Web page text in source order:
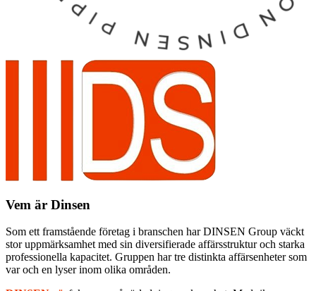
Vem är Dinsen
Som ett framstående företag i branschen har DINSEN Group väckt
stor uppmärksamhet med sin diversifierade affärsstruktur och starka
professionella kapacitet. Gruppen har tre distinkta affärsenheter som
var och en lyser inom olika områden.